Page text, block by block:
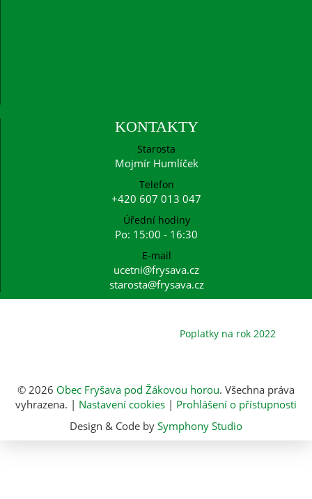
KONTAKTY
Starosta
Mojmír Humlíček
Telefon
+420 607 013 047
Úřední hodiny
Po: 15:00 - 16:30
E-mail
ucetni@frysava.cz
starosta@frysava.cz
Poplatky na rok 2022
© 2026 Obec Fryšava pod Žákovou horou. Všechna práva
vyhrazena. | Nastavení cookies | Prohlášení o přístupnosti
Design & Code by Symphony Studio